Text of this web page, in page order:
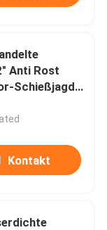
Anti Rost
Schießjagd
Kontakt